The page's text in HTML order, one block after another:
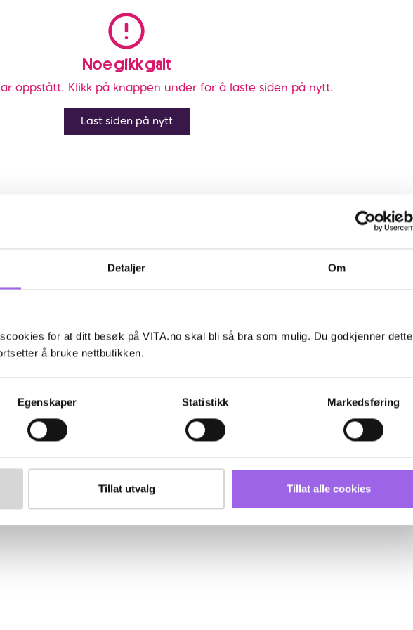
Detaljer Om
for at ditt besøk på VITA.no skal bli så bra som mulig. Du godkjenner dette
å bruke nettbutikken.
Egenskaper Statistikk Markedsføring
Tillat utvalg Tillat alle cookies
Noe gikk galt
oppstått. Klikk på knappen under for å laste siden på nytt.
Last siden på nytt